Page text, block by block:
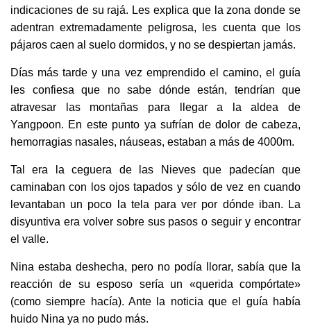
indicaciones de su rajá. Les explica que la zona donde se
adentran extremadamente peligrosa, les cuenta que los
pájaros caen al suelo dormidos, y no se despiertan jamás.
Días más tarde y una vez emprendido el camino, el guía
les confiesa que no sabe dónde están, tendrían que
atravesar las montañas para llegar a la aldea de
Yangpoon. En este punto ya sufrían de dolor de cabeza,
hemorragias nasales, náuseas, estaban a más de 4000m.
Tal era la ceguera de las Nieves que padecían que
caminaban con los ojos tapados y sólo de vez en cuando
levantaban un poco la tela para ver por dónde iban. La
disyuntiva era volver sobre sus pasos o seguir y encontrar
el valle.
Nina estaba deshecha, pero no podía llorar, sabía que la
reacción de su esposo sería un «querida compórtate»
(como siempre hacía). Ante la noticia que el guía había
huido Nina ya no pudo más.